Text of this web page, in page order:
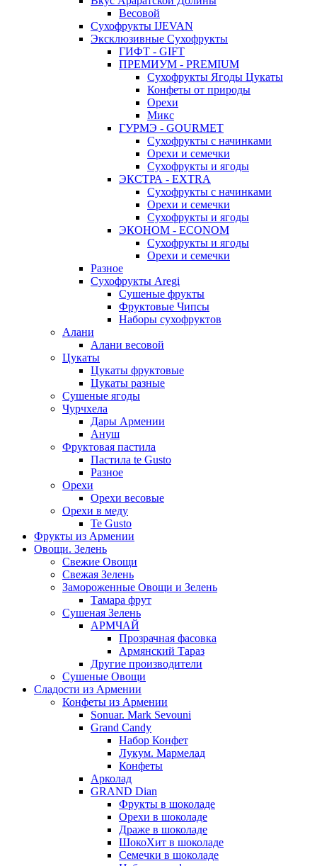
Весовой
Сухофрукты IJEVAN
Эксклюзивные Сухофрукты
ГИФТ - GIFT
ПРЕМИУМ - PREMIUM
Сухофрукты Ягоды Цукаты
Конфеты от природы
Орехи
Микс
ГУРМЭ - GOURMET
Сухофрукты с начинками
Орехи и семечки
Сухофрукты и ягоды
ЭКСТРА - EXTRA
Сухофрукты с начинками
Орехи и семечки
Сухофрукты и ягоды
ЭКОНОМ - ECONOM
Сухофрукты и ягоды
Орехи и семечки
Разное
Сухофрукты Aregi
Сушеные фрукты
Фруктовые Чипсы
Наборы сухофруктов
Алани
Алани весовой
Цукаты
Цукаты фруктовые
Цукаты разные
Сушеные ягоды
Чурчхела
Дары Армении
Ануш
Фруктовая пастила
Пастила te Gusto
Разное
Орехи
Орехи весовые
Орехи в меду
Te Gusto
Фрукты из Армении
Овощи. Зелень
Свежие Овощи
Свежая Зелень
Замороженные Овощи и Зелень
Тамара фрут
Сушеная Зелень
АРМЧАЙ
Прозрачная фасовка
Армянский Тараз
Другие производители
Сушеные Овощи
Сладости из Армении
Конфеты из Армении
Sonuar. Mark Sevouni
Grand Candy
Набор Конфет
Лукум. Мармелад
Конфеты
Арколад
GRAND Dian
Фрукты в шоколаде
Орехи в шоколаде
Драже в шоколаде
ШокоХит в шоколаде
Семечки в шоколаде